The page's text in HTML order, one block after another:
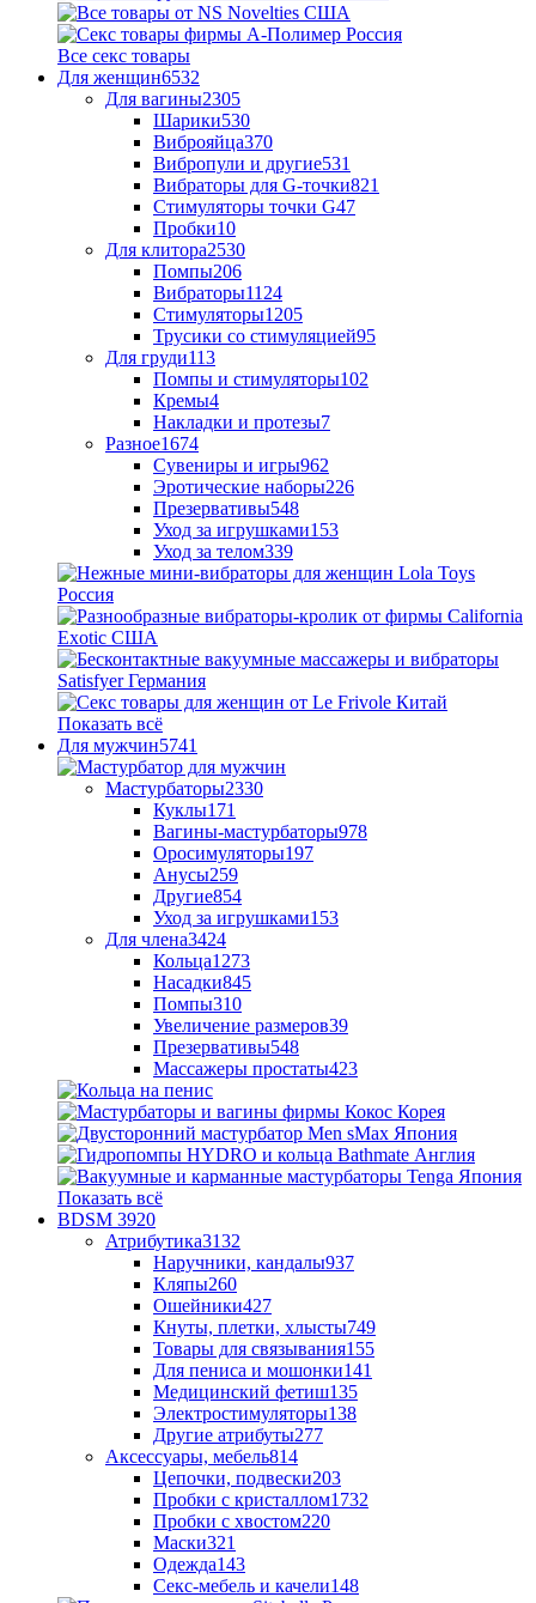
Все секс товары
Для женщин6532
Для вагины2305
Шарики530
Виброяйца370
Вибропули и другие531
Вибраторы для G-точки821
Стимуляторы точки G47
Пробки10
Для клитора2530
Помпы206
Вибраторы1124
Стимуляторы1205
Трусики со стимуляцией95
Для груди113
Помпы и стимуляторы102
Кремы4
Накладки и протезы7
Разное1674
Сувениры и игры962
Эротические наборы226
Презервативы548
Уход за игрушками153
Уход за телом339
Показать всё
Для мужчин5741
Мастурбаторы2330
Куклы171
Вагины-мастурбаторы978
Оросимуляторы197
Анусы259
Другие854
Уход за игрушками153
Для члена3424
Кольца1273
Насадки845
Помпы310
Увеличение размеров39
Презервативы548
Массажеры простаты423
Показать всё
BDSM 3920
Атрибутика3132
Наручники, кандалы937
Кляпы260
Ошейники427
Кнуты, плетки, хлысты749
Товары для связывания155
Для пениса и мошонки141
Медицинский фетиш135
Электростимуляторы138
Другие атрибуты277
Аксессуары, мебель814
Цепочки, подвески203
Пробки с кристаллом1732
Пробки с хвостом220
Маски321
Одежда143
Секс-мебель и качели148